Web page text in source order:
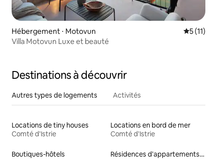
Hébergement ⋅ Motovun
5 (11)
Villa Motovun Luxe et beauté
Destinations à découvrir
Autres types de logements Activités
Locations de tiny houses
Comté d'Istrie
Locations en bord de mer
Comté d'Istrie
Boutiques-hôtels
Résidences d'appartements en location